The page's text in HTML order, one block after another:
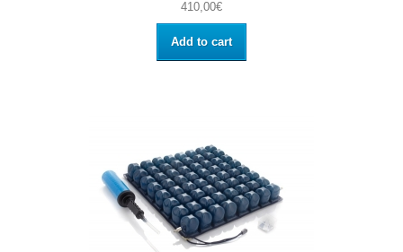
410,00€
Add to cart